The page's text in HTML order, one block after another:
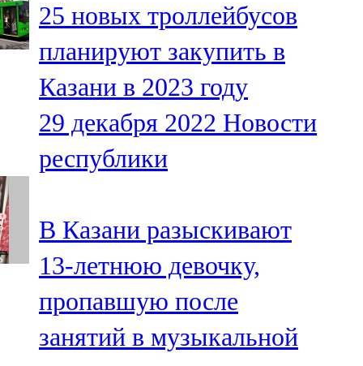
91,0 FM
Шәмәрдән
102,3 FM
Яңа чишмә
107,0 FM
105,5 FM
25 новых троллейбусов
планируют закупить в
Казани в 2023 году
29 декабря 2022 Новости
республики
В Казани разыскивают
13-летнюю девочку,
пропавшую после
занятий в музыкальной